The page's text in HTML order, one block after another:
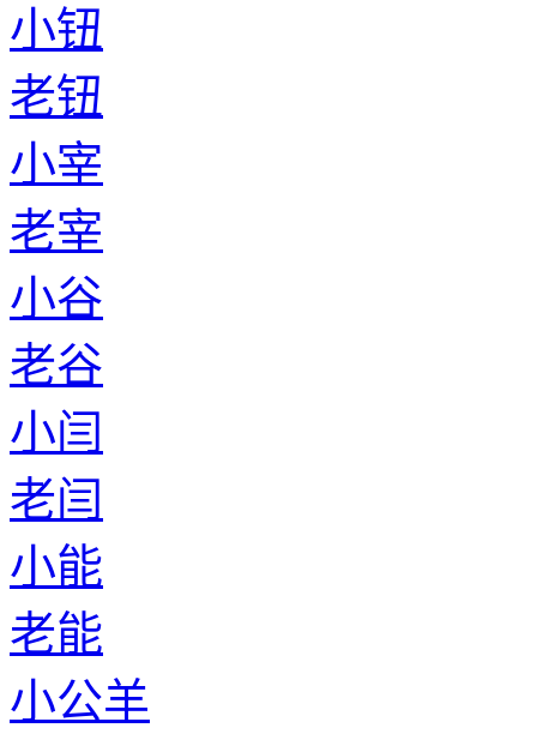
小钮
老钮
小宰
老宰
小谷
老谷
小闫
老闫
小能
老能
小公羊